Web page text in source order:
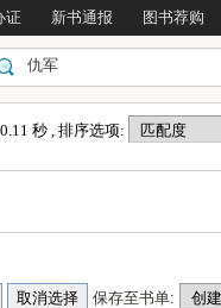
证 新书通报 图书荐购
秒 , 排序选项:
保存至书单: